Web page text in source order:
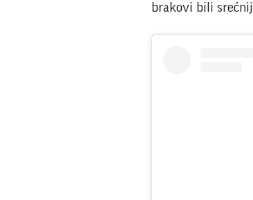
brakovi bili